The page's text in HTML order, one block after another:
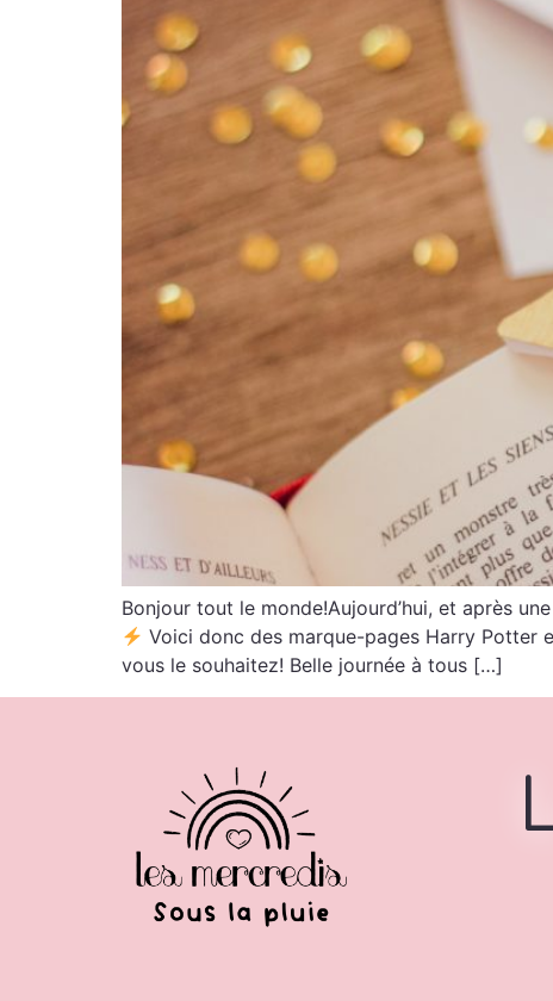
Bonjour tout le monde!Aujourd’hui, et après
Voici donc des marque-pages Harry Potter
vous le souhaitez! Belle journée à tous […]